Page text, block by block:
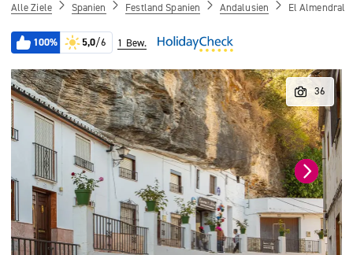
Alle Ziele Spanien Festland Spanien Andalusien El Almendral
100% 5,0/6 1 Bew.